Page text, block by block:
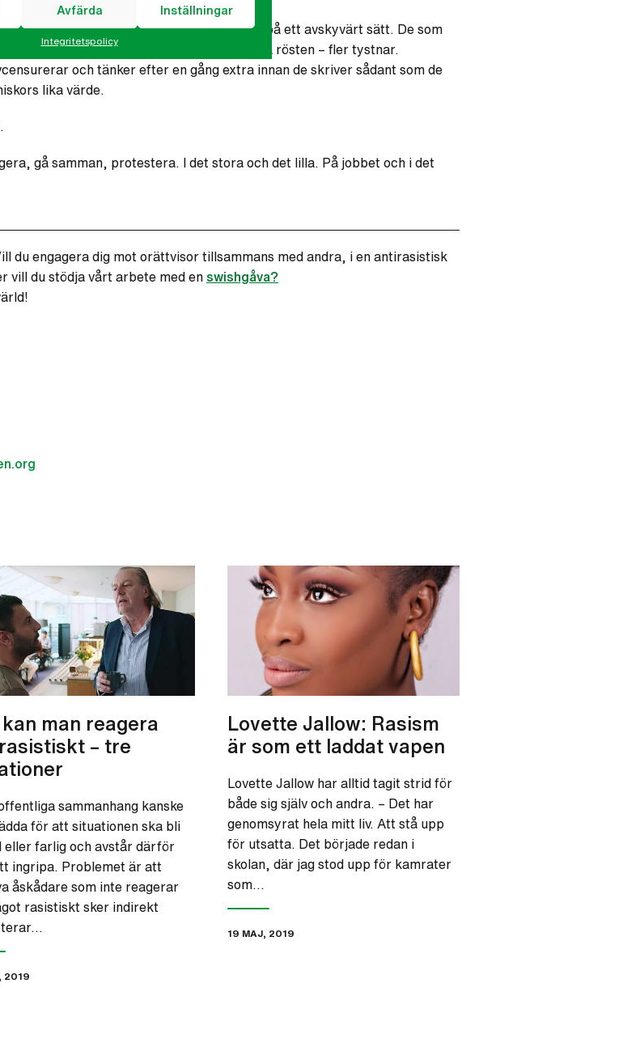
Avfärda Inställningar
Integritetspolicy
hat spys ut och avhumaniserar människor på ett avskyvärt sätt. De som
på grund av hatstormarna vågar färre höja rösten – fler tystnar.
och tänker efter en gång extra innan de skriver sådant som de
lika värde.
gå samman, protestera. I det stora och det lilla. På jobbet och i det
du engagera dig mot orättvisor tillsammans med andra, i en antirasistisk
vill du stödja vårt arbete med en swishgåva?
kan man reagera
– tre
offentliga sammanhang kanske
för att situationen ska bli
eller farlig och avstår därför
ingripa. Problemet är att
åskådare som inte reagerar
rasistiskt sker indirekt
2019
Lovette Jallow: Rasism
är som ett laddat vapen
Lovette Jallow har alltid tagit strid för
både sig själv och andra. – Det har
genomsyrat hela mitt liv. Att stå upp
för utsatta. Det började redan i
skolan, där jag stod upp för kamrater
som…
19 MAJ, 2019